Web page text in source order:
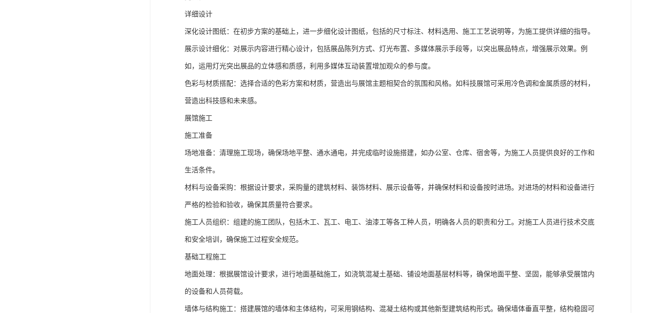
详细设计
深化设计图纸：在初步方案的基础上，进一步细化设计图纸，包括的尺寸标注、材料选用、施工工艺说明等，为施工提供详细的指导。
展示设计细化：对展示内容进行精心设计，包括展品陈列方式、灯光布置、多媒体展示手段等，以突出展品特点，增强展示效果。例
如，运用灯光突出展品的立体感和质感，利用多媒体互动装置增加观众的参与度。
色彩与材质搭配：选择合适的色彩方案和材质，营造出与展馆主题相契合的氛围和风格。如科技展馆可采用冷色调和金属质感的材料，
营造出科技感和未来感。
展馆施工
施工准备
场地准备：清理施工现场，确保场地平整、通水通电，并完成临时设施搭建，如办公室、仓库、宿舍等，为施工人员提供良好的工作和
生活条件。
材料与设备采购：根据设计要求，采购量的建筑材料、装饰材料、展示设备等，并确保材料和设备按时进场。对进场的材料和设备进行
严格的检验和验收，确保其质量符合要求。
施工人员组织：组建的施工团队，包括木工、瓦工、电工、油漆工等各工种人员，明确各人员的职责和分工。对施工人员进行技术交底
和安全培训，确保施工过程安全规范。
基础工程施工
地面处理：根据展馆设计要求，进行地面基础施工，如浇筑混凝土基础、铺设地面基层材料等，确保地面平整、坚固，能够承受展馆内
的设备和人员荷载。
墙体与结构施工：搭建展馆的墙体和主体结构，可采用钢结构、混凝土结构或其他新型建筑结构形式。确保墙体垂直平整，结构稳固可